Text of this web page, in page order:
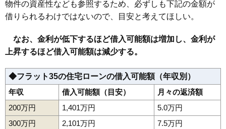
物件の資産性なども参照するため、必ずしも下記の金額が
借りられるわけではないので、目安と考えてほしい。
なお、金利が低下するほど借入可能額は増加し、金利が
上昇するほど借入可能額は減少する。
◆フラット35の住宅ローンの借入可能額（年収別）
年収
借入可能額（目安）
月々の返済額
200万円
1,401万円
5.0万円
300万円
2,101万円
7.5万円